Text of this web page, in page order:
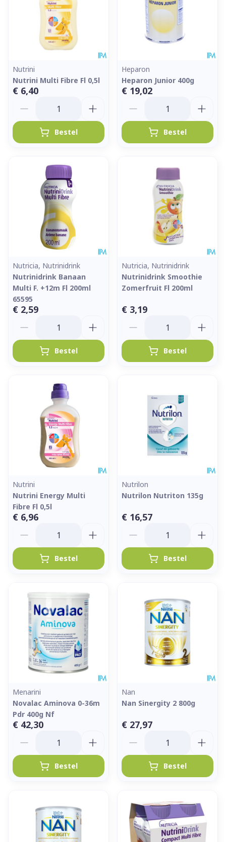
Nutrini
Nutrini Multi Fibre Fl 0,5l
€ 6,40
Bestel
Heparon
Heparon Junior 400g
€ 19,02
Bestel
Nutricia, Nutrinidrink
Nutrinidrink Banaan
Multi F. +12m Fl 200ml
65595
€ 2,59
Bestel
Nutricia, Nutrinidrink
Nutrinidrink Smoothie
Zomerfruit Fl 200ml
€ 3,19
Bestel
Nutrini
Nutrini Energy Multi
Fibre Fl 0,5l
€ 6,96
Bestel
Nutrilon
Nutrilon Nutriton 135g
€ 16,57
Bestel
Menarini
Novalac Aminova 0-36m
Pdr 400g Nf
€ 42,30
Bestel
Nan
Nan Sinergity 2 800g
€ 27,97
Bestel